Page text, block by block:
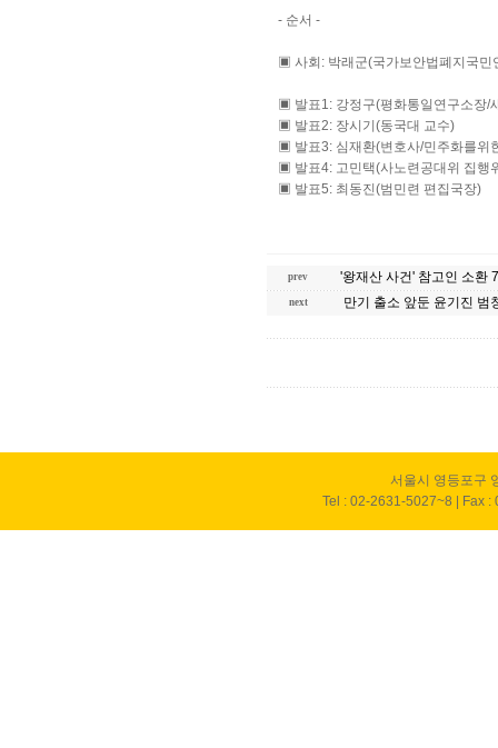
- 순서 -
▣ 사회: 박래군(국가보안법폐지국민
▣ 발표1: 강정구(평화통일연구소장/
▣ 발표2: 장시기(동국대 교수)
▣ 발표3: 심재환(변호사/민주화를위
▣ 발표4: 고민택(사노련공대위 집행
▣ 발표5: 최동진(범민련 편집국장)
prev '왕재산 사건' 참고인 소환
next 만기 출소 앞둔 윤기진 범
서울시 영등포구
Tel : 02-2631-5027~8 | Fax